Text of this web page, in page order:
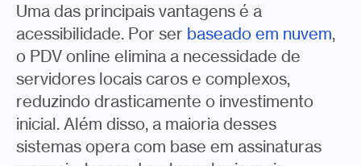
Uma das principais vantagens é a
acessibilidade. Por ser baseado em nuvem,
o PDV online elimina a necessidade de
servidores locais caros e complexos,
reduzindo drasticamente o investimento
inicial. Além disso, a maioria desses
sistemas opera com base em assinaturas